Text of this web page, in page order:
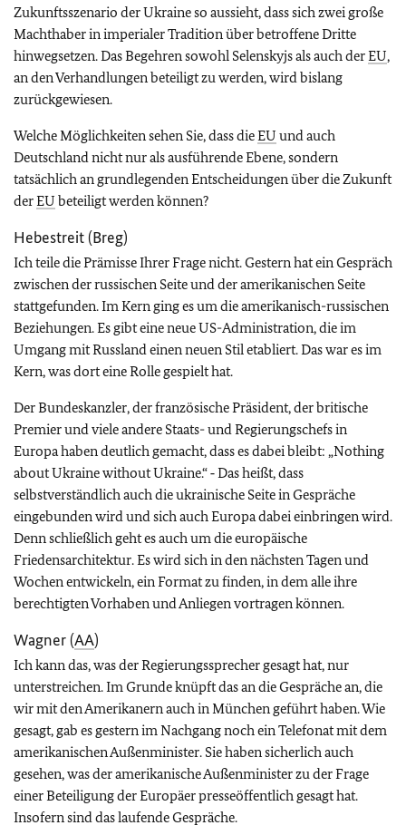
Zukunftsszenario der Ukraine so aussieht, dass sich zwei große
Machthaber in imperialer Tradition über betroffene Dritte
hinwegsetzen. Das Begehren sowohl Selenskyjs als auch derEU,
an den Verhandlungen beteiligt zu werden, wird bislang
zurückgewiesen.
Welche Möglichkeiten sehen Sie, dass dieEU und auch
Deutschland nicht nur als ausführende Ebene, sondern
tatsächlich an grundlegenden Entscheidungen über die Zukunft
derEU beteiligt werden können?
Hebestreit (Breg)
Ich teile die Prämisse Ihrer Frage nicht. Gestern hat ein Gespräch
zwischen der russischen Seite und der amerikanischen Seite
stattgefunden. Im Kern ging es um die amerikanisch-russischen
Beziehungen. Es gibt eine neue US-Administration, die im
Umgang mit Russland einen neuen Stil etabliert. Das war es im
Kern, was dort eine Rolle gespielt hat.
Der Bundeskanzler, der französische Präsident, der britische
Premier und viele andere Staats- und Regierungschefs in
Europa haben deutlich gemacht, dass es dabei bleibt: „Nothing
about Ukraine without Ukraine.“ ‑ Das heißt, dass
selbstverständlich auch die ukrainische Seite in Gespräche
eingebunden wird und sich auch Europa dabei einbringen wird.
Denn schließlich geht es auch um die europäische
Friedensarchitektur. Es wird sich in den nächsten Tagen und
Wochen entwickeln, ein Format zu finden, in dem alle ihre
berechtigten Vorhaben und Anliegen vortragen können.
Wagner (AA)
Ich kann das, was der Regierungssprecher gesagt hat, nur
unterstreichen. Im Grunde knüpft das an die Gespräche an, die
wir mit den Amerikanern auch in München geführt haben. Wie
gesagt, gab es gestern im Nachgang noch ein Telefonat mit dem
amerikanischen Außenminister. Sie haben sicherlich auch
gesehen, was der amerikanische Außenminister zu der Frage
einer Beteiligung der Europäer presseöffentlich gesagt hat.
Insofern sind das laufende Gespräche.